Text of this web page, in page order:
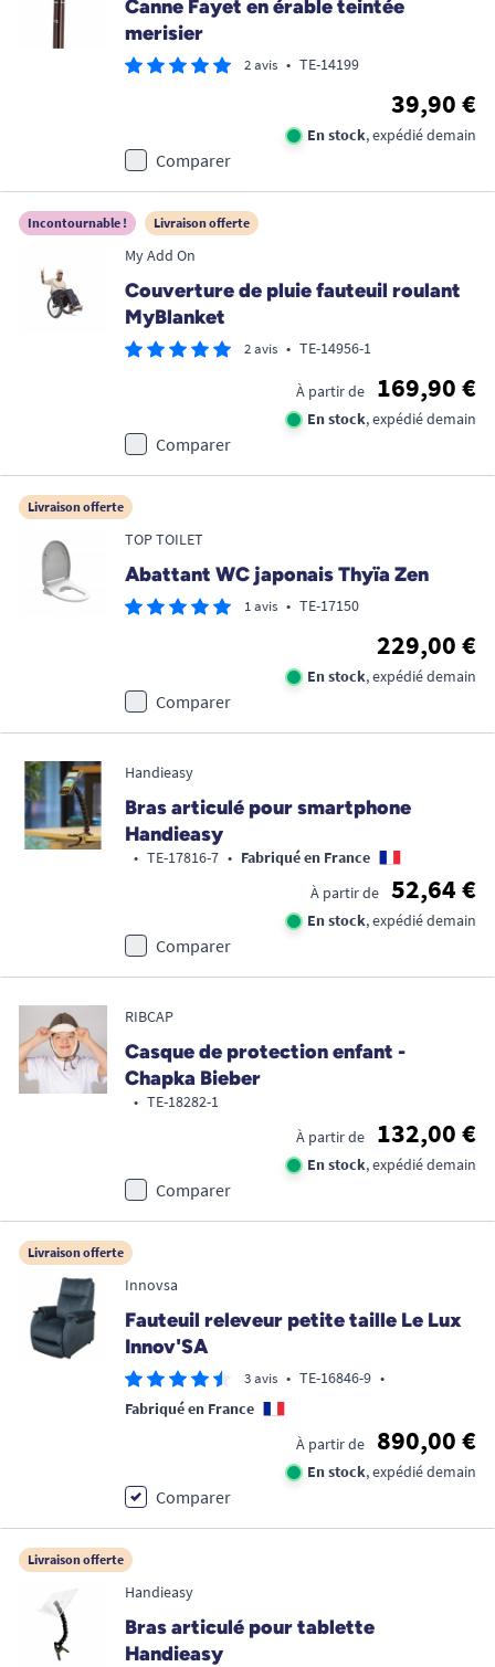
Canne Fayet en érable teintée
merisier
2 avis • TE-14199
39,90 €
En stock, expédié demain
Comparer
Incontournable ! Livraison offerte
My Add On
Couverture de pluie fauteuil roulant
MyBlanket
2 avis • TE-14956-1
À partir de 169,90 €
En stock, expédié demain
Comparer
Livraison offerte
TOP TOILET
Abattant WC japonais Thyïa Zen
1 avis • TE-17150
229,00 €
En stock, expédié demain
Comparer
Handieasy
Bras articulé pour smartphone
Handieasy
• TE-17816-7 • Fabriqué en France
À partir de
52,64 €
En stock, expédié demain
Comparer
RIBCAP
Casque de protection enfant -
Chapka Bieber
• TE-18282-1
À partir de
132,00 €
En stock, expédié demain
Comparer
Livraison offerte
Innovsa
Fauteuil releveur petite taille Le Lux
Innov'SA
3 avis • TE-16846-9 •
Fabriqué en France
À partir de
890,00 €
En stock, expédié demain
Comparer
Livraison offerte
Handieasy
Bras articulé pour tablette
Handieasy